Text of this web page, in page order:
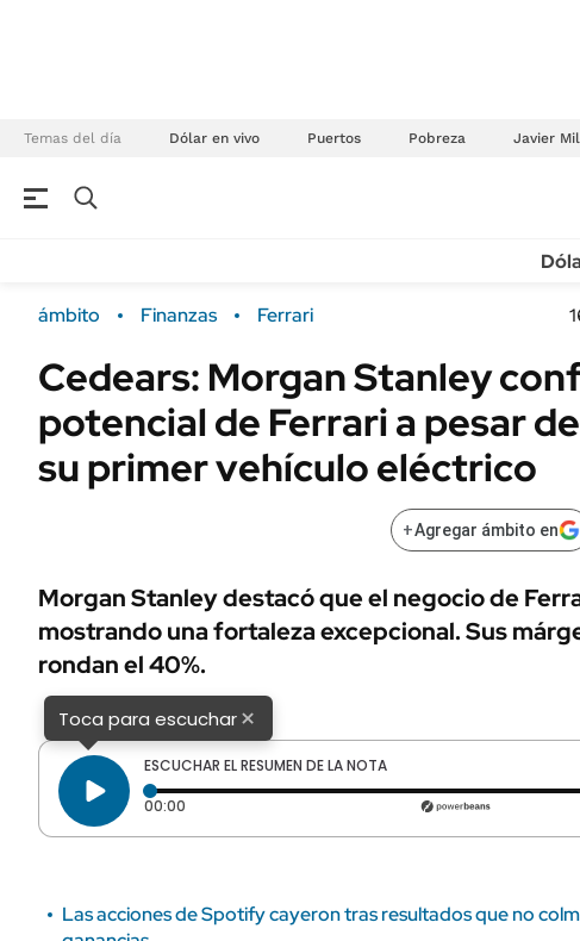
Temas del día Dólar en vivo Puertos Pobreza Javier
Campo
FINANZAS
Dólar
Sustentabilidad
Seguros
ENERGY REPORT
POLÍTICA
URUGUAY
ámbito Finanzas Ferrari
Cedears: Morgan Stanley
potencial de Ferrari a pesar
su primer vehículo eléctrico
+Agregar ámbito en
Morgan Stanley destacó que el negocio de
mostrando una fortaleza excepcional. Sus
rondan el 40%.
Toca para escuchar×
ESCUCHAR EL RESUMEN DE LA NOTA
00:00 Tiempo transcurrido: 0 segundos
Las acciones de Spotify cayeron tras resultados que no